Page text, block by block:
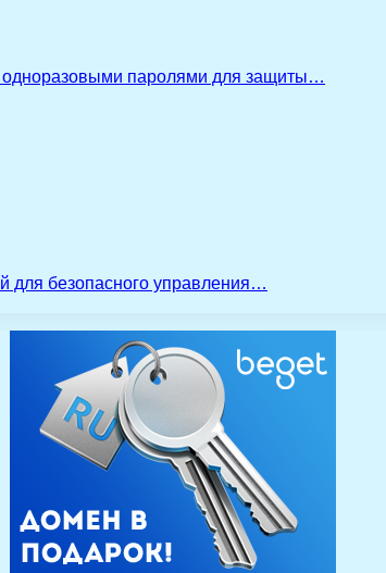
одноразовыми паролями для защиты…
для безопасного управления…